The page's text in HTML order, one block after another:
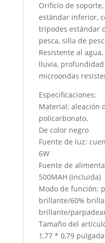
Orificio de
estándar inferior,
trípodes estándar
pesca, silla de
Resistente al
lluvia,
microondas
Especificaciones:
Material: aleación
policarbonato.
De color negro
Fuente de luz:
6W
Fuente de
500MAH (incluida)
Modo de función:
brillante/60%
brillante/
Tamaño del
1,77 * 0,79